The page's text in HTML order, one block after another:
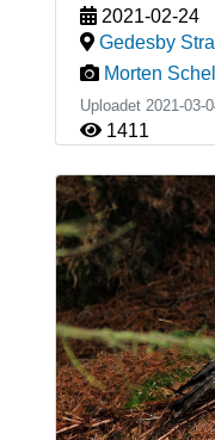
2021-02-24
Gedesby
Morten
Uploadet 2021-03-
1411